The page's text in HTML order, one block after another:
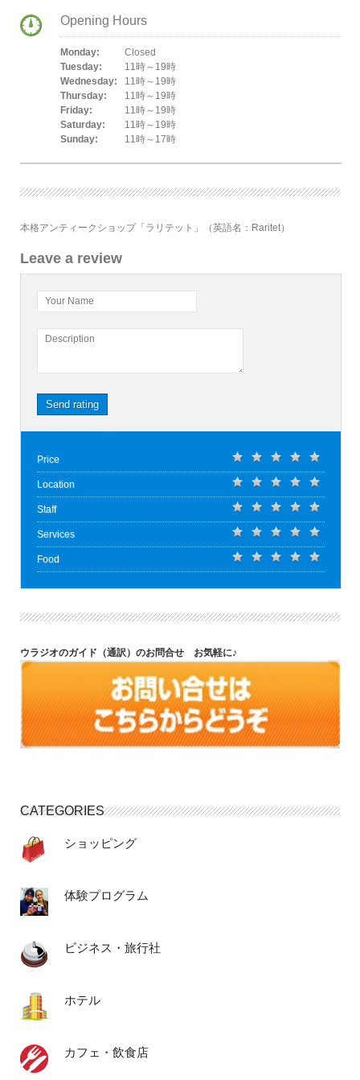
Opening Hours
Monday:
Closed
Tuesday:
11時～19時
Wednesday:
11時～19時
Thursday:
11時～19時
Friday:
11時～19時
Saturday:
11時～19時
Sunday:
11時～17時
本格アンティークショップ「ラリテット」（英語名：Raritet）
Leave a review
Your Name
Description
Send rating
Price
Location
Staff
Services
Food
ウラジオのガイド（通訳）のお問合せ お気軽に♪
CATEGORIES
ショッピング
体験プログラム
ビジネス・旅行社
ホテル
カフェ・飲食店